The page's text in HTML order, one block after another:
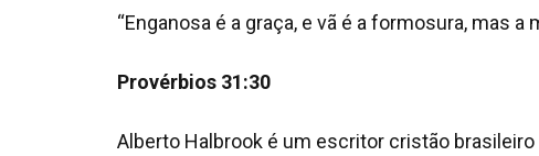
“Enganosa é a graça, e vã é a formosura, mas
Provérbios 31:30
Alberto Halbrook é um escritor cristão